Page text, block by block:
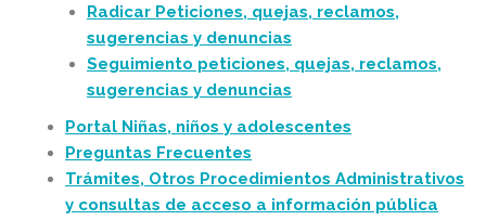
Radicar Peticiones, quejas, reclamos,
sugerencias y denuncias
Seguimiento peticiones, quejas, reclamos,
sugerencias y denuncias
Portal Niñas, niños y adolescentes
Preguntas Frecuentes
Trámites, Otros Procedimientos Administrativos
y consultas de acceso a información pública